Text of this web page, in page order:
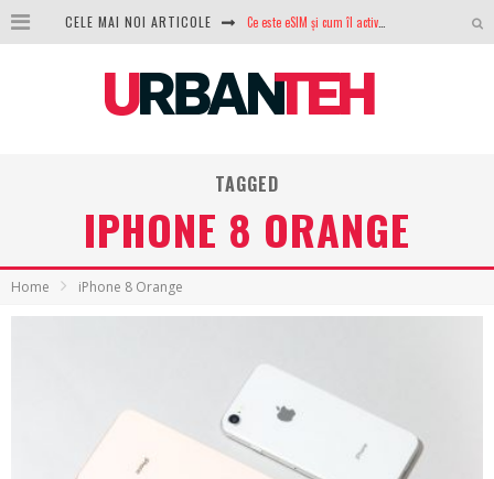
CELE MAI NOI ARTICOLE Ce este eSIM și cum îl activezi pe telefon? Ghid complet pentru Android și iPhone
Analiza producției fotovoltaice în România – cât produce un sistem solar pe timp de iarnă?
TAGGED
IPHONE 8 ORANGE
Home iPhone 8 Orange